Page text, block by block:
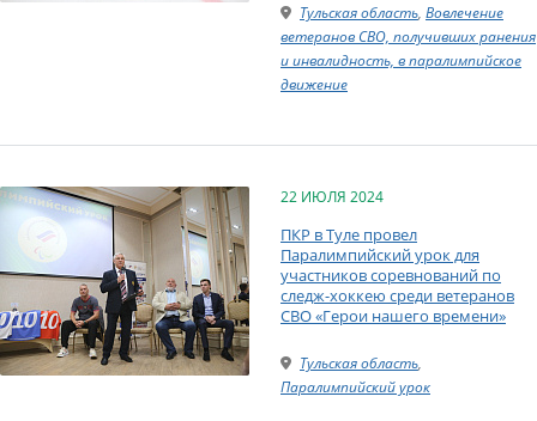
Тульская область, Вовлечение
ветеранов СВО, получивших ранения
и инвалидность, в паралимпийское
движение
22 ИЮЛЯ 2024
ПКР в Туле провел
Паралимпийский урок для
участников соревнований по
следж-хоккею среди ветеранов
СВО «Герои нашего времени»
Тульская область,
Паралимпийский урок